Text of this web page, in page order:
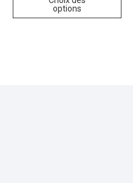
options